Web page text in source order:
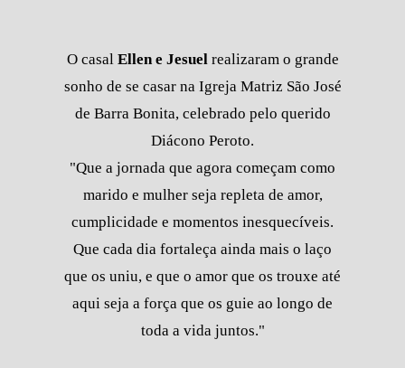
O casalEllen e Jesuelrealizaram o grande
sonho de se casar na Igreja Matriz São José
de Barra Bonita, celebrado pelo querido
Diácono Peroto.
"Que a jornada que agora começam como
marido e mulher seja repleta de amor,
cumplicidade e momentos inesquecíveis.
Que cada dia fortaleça ainda mais o laço
que os uniu, e que o amor que os trouxe até
aqui seja a força que os guie ao longo de
toda a vida juntos."